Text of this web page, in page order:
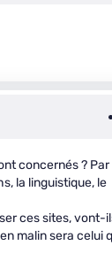
concernés ?
la linguistique, le
ces sites, vont-
malin sera celui